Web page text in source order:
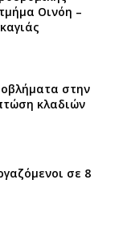
Οινόη –
στην
κλαδιών
σε 8